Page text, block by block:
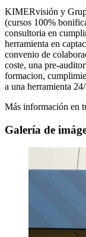
KIMERvisión y
(cursos 100%
consultoria en
herramienta en
convenio de
coste, una pre-
formacion,
a una herramienta
Más información en
Galería de